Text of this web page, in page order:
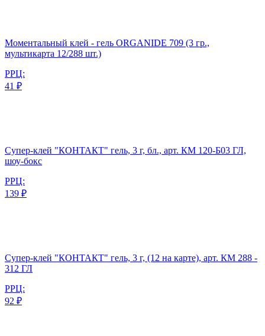
Моментальный клей - гель ORGANIDE 709 (3 гр.,
мультикарта 12/288 шт.)
РРЦ:
41 ₽
Супер-клей "КОНТАКТ" гель, 3 г, бл., арт. КМ 120-Б03 ГЛ,
шоу-бокс
РРЦ:
139 ₽
Супер-клей "КОНТАКТ" гель, 3 г, (12 на карте), арт. КМ 288 -
312 ГЛ
РРЦ:
92 ₽